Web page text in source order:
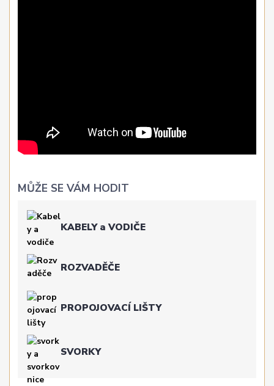
MŮŽE SE VÁM HODIT
KABELY a VODIČE
ROZVADĚČE
PROPOJOVACÍ LIŠTY
SVORKY